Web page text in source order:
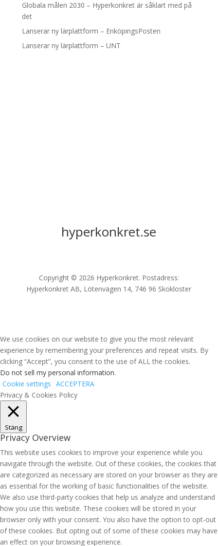
Globala målen 2030 – Hyperkonkret är såklart med på
det
Lanserar ny lärplattform – EnköpingsPosten
Lanserar ny lärplattform – UNT
hyperkonkret.se
Copyright © 2026 Hyperkonkret. Postadress:
Hyperkonkret AB, Lötenvägen 14, 746 96 Skokloster
We use cookies on our website to give you the most relevant
experience by remembering your preferences and repeat visits. By
clicking “Accept”, you consent to the use of ALL the cookies.
Do not sell my personal information.
Cookie settings ACCEPTERA
Privacy & Cookies Policy
Stäng
Privacy Overview
This website uses cookies to improve your experience while you
navigate through the website. Out of these cookies, the cookies that
are categorized as necessary are stored on your browser as they are
as essential for the working of basic functionalities of the website.
We also use third-party cookies that help us analyze and understand
how you use this website. These cookies will be stored in your
browser only with your consent. You also have the option to opt-out
of these cookies. But opting out of some of these cookies may have
an effect on your browsing experience.